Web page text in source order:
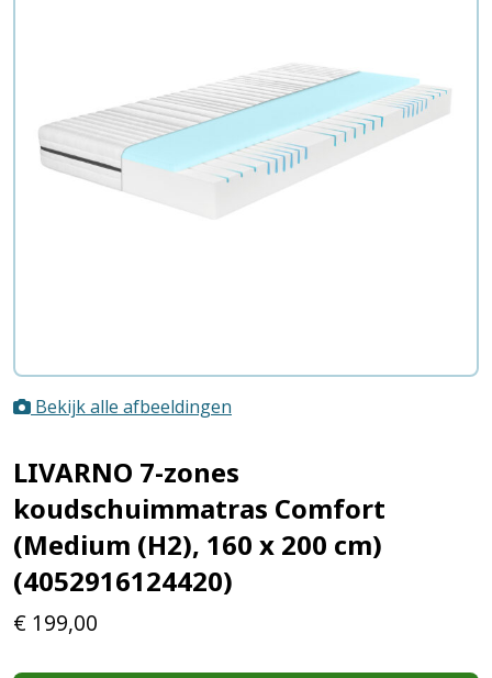
Bekijk alle afbeeldingen
LIVARNO 7-zones
koudschuimmatras Comfort
(Medium (H2), 160 x 200 cm)
(4052916124420)
€ 199,00